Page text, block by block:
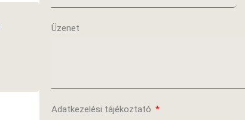
Üzenet
Adatkezelési tájékoztató